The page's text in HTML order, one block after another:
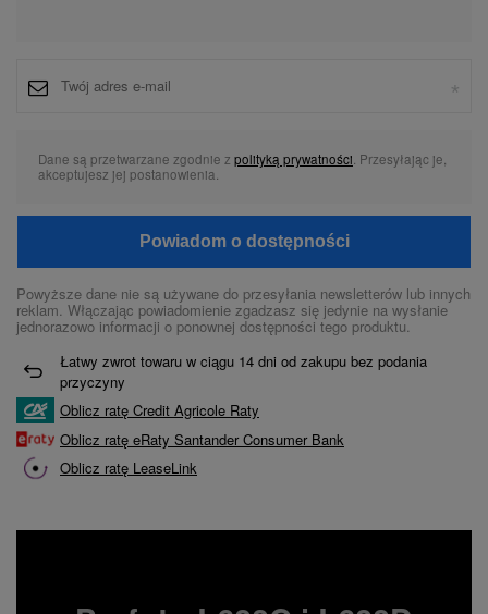
Dane są przetwarzane zgodnie z polityką prywatności . Przesyłając je,
akceptujesz jej postanowienia.
Powiadom o dostępności
Powyższe dane nie są używane do przesyłania newsletterów lub innych
reklam. Włączając powiadomienie zgadzasz się jedynie na wysłanie
jednorazowo informacji o ponownej dostępności tego produktu.
Łatwy zwrot towaru w ciągu 14 dni od zakupu bez podania
przyczyny
Oblicz ratę Credit Agricole Raty
Oblicz ratę eRaty Santander Consumer Bank
Oblicz ratę LeaseLink